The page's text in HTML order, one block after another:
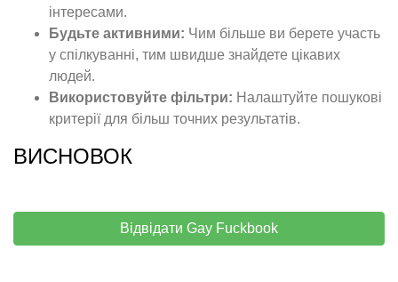
інтересами.
Будьте активними: Чим більше ви берете участь
у спілкуванні, тим швидше знайдете цікавих
людей.
Використовуйте фільтри: Налаштуйте пошукові
критерії для більш точних результатів.
ВИСНОВОК
Відвідати Gay Fuckbook